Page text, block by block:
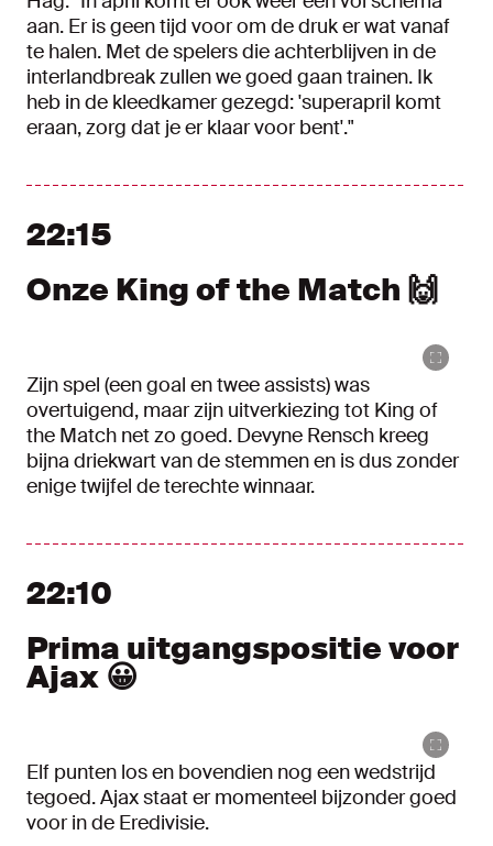
aan. Er is geen tijd voor om de druk er wat vanaf
te halen. Met de spelers die achterblijven in de
interlandbreak zullen we goed gaan trainen. Ik
heb in de kleedkamer gezegd: 'superapril komt
eraan, zorg dat je er klaar voor bent'."
22:15
Onze King of the Match 🙌
Zijn spel (een goal en twee assists) was
overtuigend, maar zijn uitverkiezing tot King of
the Match net zo goed. Devyne Rensch kreeg
bijna driekwart van de stemmen en is dus zonder
enige twijfel de terechte winnaar.
22:10
Prima uitgangspositie voor
Ajax 😀
Elf punten los en bovendien nog een wedstrijd
tegoed. Ajax staat er momenteel bijzonder goed
voor in de Eredivisie.